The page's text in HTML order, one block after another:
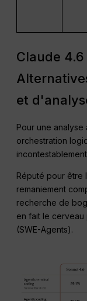
Claude 4.6
et
Pour une
orchestration
Réputé pour être
remaniement
recherche de
en fait le
(SWE-Agents).